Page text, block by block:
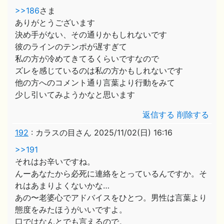
>>186さま
ありがとうございます
決め手がない、その通りかもしれないです
彼のラインのテンポが遅すぎて
私の方が冷めてきてるくらいですなので
ズレを感じているのは私の方かもしれないです
他の方へのコメント通り言葉より行動をみて
少し引いてみようかなと思います
返信する 削除する
192 : カラスの目さん 2025/11/02(日) 16:16
>>191
それはお辛いですね。
んーあなたから必死に連絡をとっているんですか。そ
れはあまりよくないかな…
あの〜老婆心でアドバイスをひとつ。男性は言葉より
態度をみたほうがいいですよ。
口ではなんとでも言えるので。